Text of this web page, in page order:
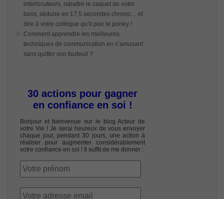
interlocuteurs, rabattre le caquet de votre
boss, séduire en 17,5 secondes chrono… et
dire à votre collègue qu’il pue le poney !
Comment apprendre les meilleures
techniques de communication en s’amusant
sans quitter son fauteuil ?
30 actions pour gagner
en confiance en soi !
Bonjour et bienvenue sur le blog Acteur de
votre Vie ! Je serai heureux de vous envoyer
chaque jour, pendant 30 jours, une action à
réaliser pour augmenter considérablement
votre confiance en soi ! Il suffit de me donner :